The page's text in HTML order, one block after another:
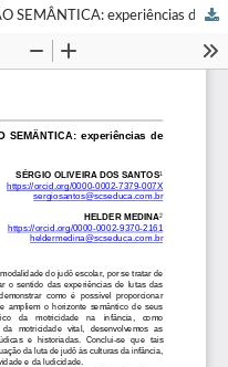
JUDÔ EDUCATIVO E VITALIZAÇÃO SEMÂNTICA: experiências de seminário lúdico e luta historiada